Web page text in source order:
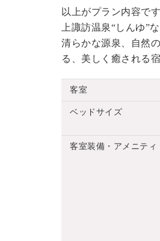
以上がプラン内容で
上諏訪温泉“しんゆ”
清らかな源泉、自然
る、美しく癒される
客室
ベッドサイズ
客室装備・アメニティ